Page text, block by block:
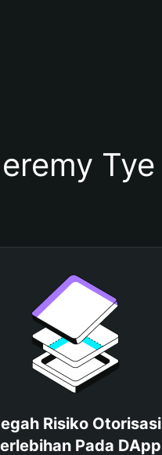
Tye
Risiko Otorisasi
Pada DApp